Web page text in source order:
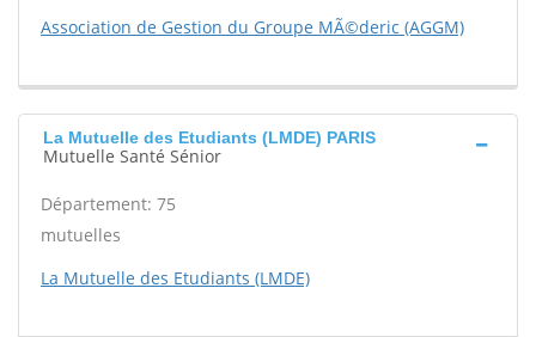
Association de Gestion du Groupe MÃ©deric (AGGM)
La Mutuelle des Etudiants (LMDE) PARIS
Mutuelle Santé Sénior
Département: 75
mutuelles
La Mutuelle des Etudiants (LMDE)